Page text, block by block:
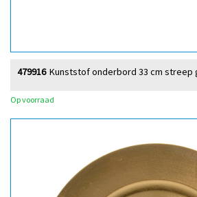
Kunststof onderbord 33 cm streep
479916
Op voorraad